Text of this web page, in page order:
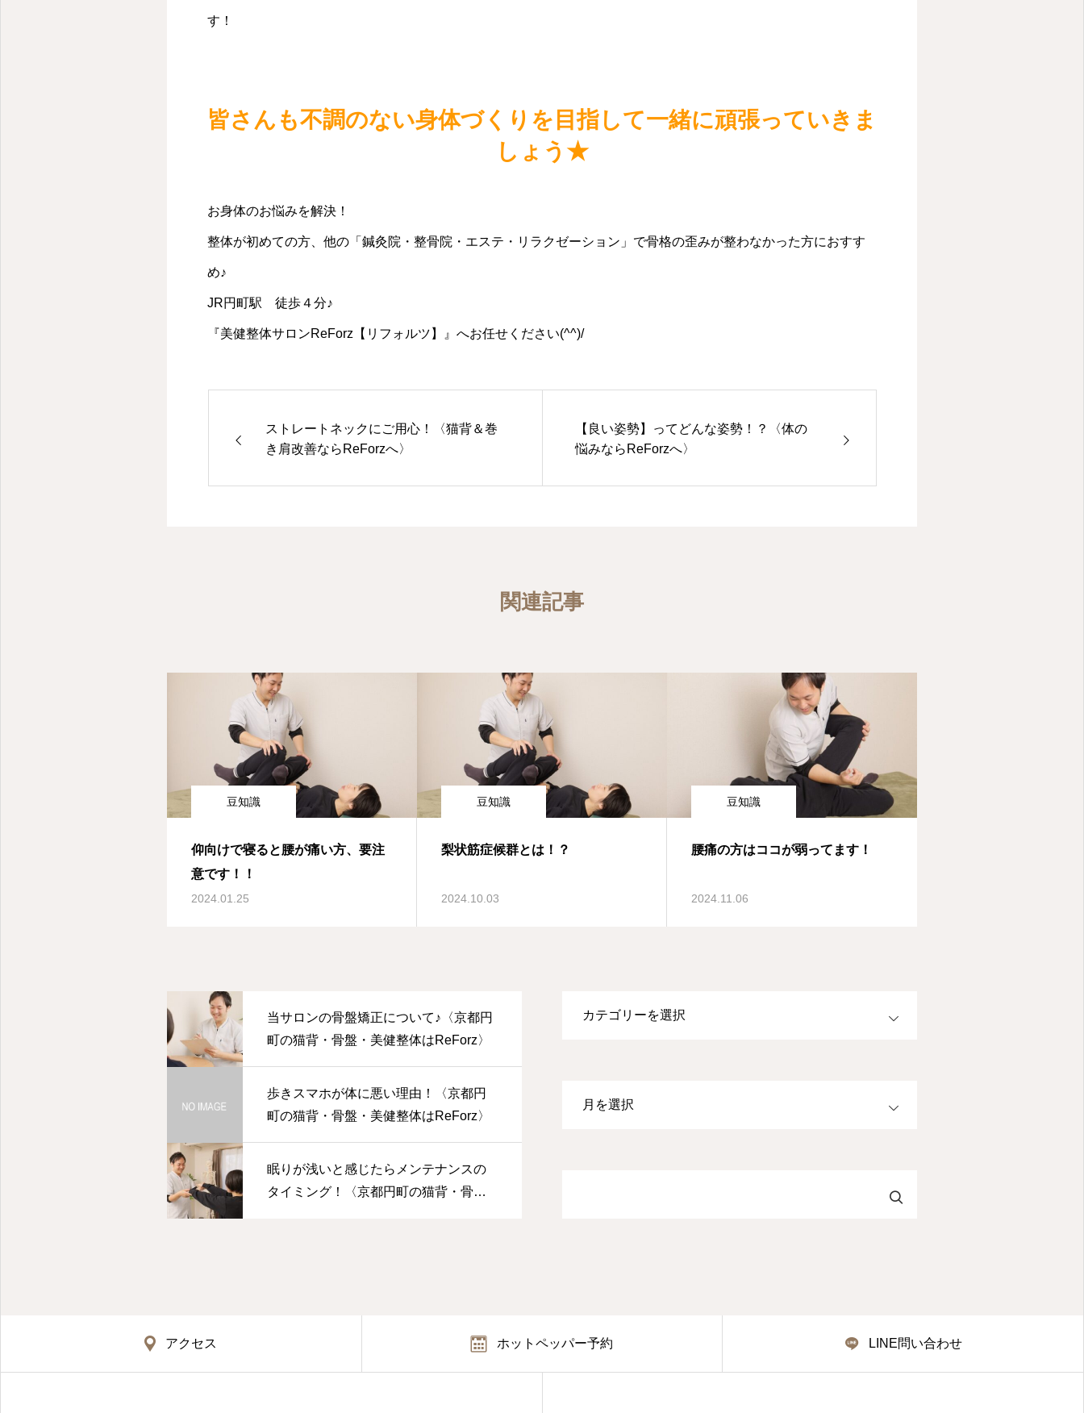
す！
皆さんも不調のない身体づくりを目指して一緒に頑張っていきま
しょう★
お身体のお悩みを解決！
整体が初めての方、他の「鍼灸院・整骨院・エステ・リラクゼーション」で骨格の歪みが整わなかった方におすす
め♪
JR円町駅 徒歩４分♪
『美健整体サロンReForz【リフォルツ】』へお任せください(^^)/
ストレートネックにご用心！〈猫背＆巻
き肩改善ならReForzへ〉
【良い姿勢】ってどんな姿勢！？〈体の
悩みならReForzへ〉
関連記事
豆知識
仰向けで寝ると腰が痛い方、要注
意です！！
2024.01.25
豆知識
梨状筋症候群とは！？
2024.10.03
豆知識
腰痛の方はココが弱ってます！
2024.11.06
当サロンの骨盤矯正について♪〈京都円
町の猫背・骨盤・美健整体はReForz〉
歩きスマホが体に悪い理由！〈京都円
町の猫背・骨盤・美健整体はReForz〉
眠りが浅いと感じたらメンテナンスの
タイミング！〈京都円町の猫背・骨
アクセス ホットペッパー予約 LINE問い合わせ